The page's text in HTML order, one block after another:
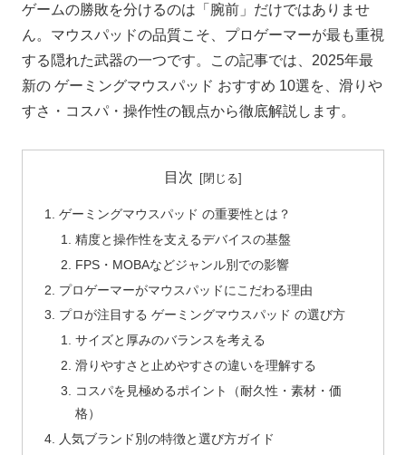
ゲームの勝敗を分けるのは「腕前」だけではありませ
ん。マウスパッドの品質こそ、プロゲーマーが最も重視
する隠れた武器の一つです。この記事では、2025年最
新の ゲーミングマウスパッド おすすめ 10選を、滑りや
すさ・コスパ・操作性の観点から徹底解説します。
目次
ゲーミングマウスパッド の重要性とは？
精度と操作性を支えるデバイスの基盤
FPS・MOBAなどジャンル別での影響
プロゲーマーがマウスパッドにこだわる理由
プロが注目する ゲーミングマウスパッド の選び方
サイズと厚みのバランスを考える
滑りやすさと止めやすさの違いを理解する
コスパを見極めるポイント（耐久性・素材・価
格）
人気ブランド別の特徴と選び方ガイド